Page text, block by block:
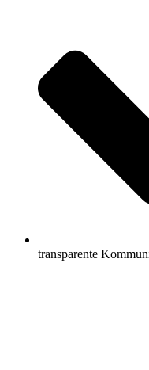
transparente